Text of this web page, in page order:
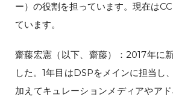
ー）の役割を担っています。現在は
ています。
齋藤宏憲（以下、齋藤）：2017年に
した。1年目はDSPをメインに担当し
加えてキュレーションメディアやア